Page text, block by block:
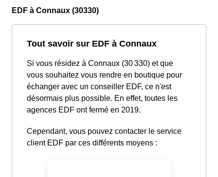
EDF à Connaux (30330)
Tout savoir sur EDF à Connaux
Si vous résidez à Connaux (30 330) et que
vous souhaitez vous rendre en boutique pour
échanger avec un conseiller EDF, ce n'est
désormais plus possible. En effet, toutes les
agences EDF ont fermé en 2019.
Cependant, vous pouvez contacter le service
client EDF par ces différents moyens :